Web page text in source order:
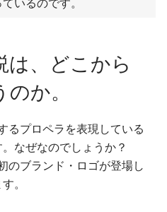
は、どこから
か。
るプロペラを表現している
なぜなのでしょうか？
のブランド・ロゴが登場し
。